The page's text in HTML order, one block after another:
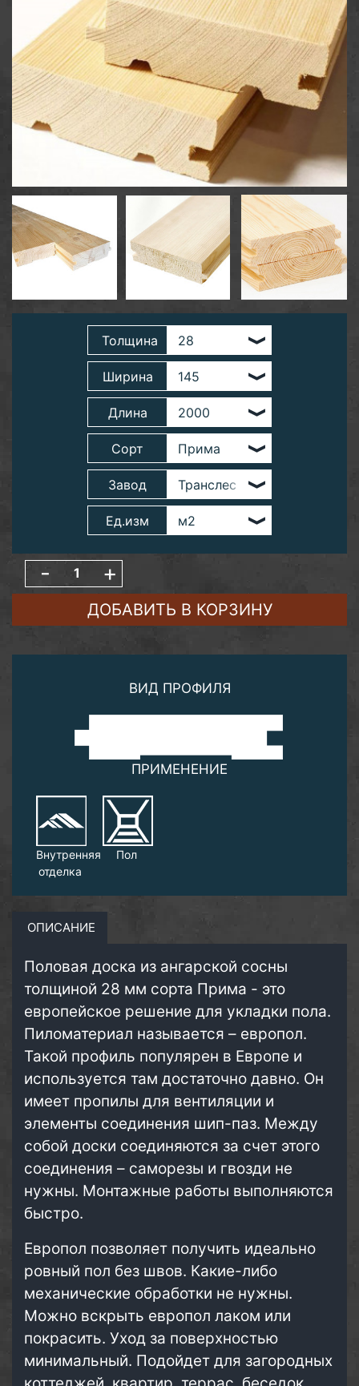
Толщина
Ширина
Длина
Сорт
Завод
Ед.изм
- +
ДОБАВИТЬ В КОРЗИНУ
ВИД ПРОФИЛЯ
ПРИМЕНЕНИЕ
Внутренняя
отделка
Пол
ОПИСАНИЕ
Половая доска из ангарской сосны
толщиной 28 мм сорта Прима - это
европейское решение для укладки пола.
Пиломатериал называется – европол.
Такой профиль популярен в Европе и
используется там достаточно давно. Он
имеет пропилы для вентиляции и
элементы соединения шип-паз. Между
собой доски соединяются за счет этого
соединения – саморезы и гвозди не
нужны. Монтажные работы выполняются
быстро.
Европол позволяет получить идеально
ровный пол без швов. Какие-либо
механические обработки не нужны.
Можно вскрыть европол лаком или
покрасить. Уход за поверхностью
минимальный. Подойдет для загородных